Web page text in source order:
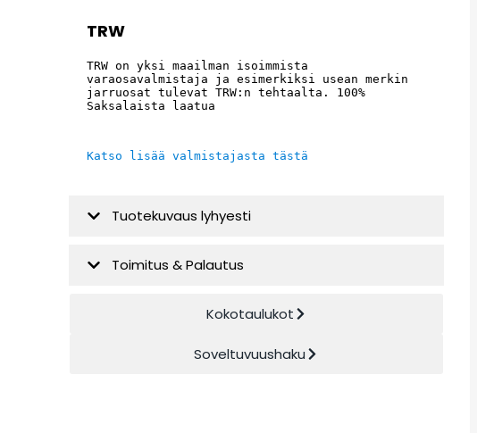
TRW
TRW on yksi maailman isoimmista
varaosavalmistaja ja esimerkiksi usean merkin
jarruosat tulevat TRW:n tehtaalta. 100%
Saksalaista laatua
Katso lisää valmistajasta tästä
Tuotekuvaus lyhyesti
Toimitus & Palautus
Kokotaulukot
Soveltuvuushaku